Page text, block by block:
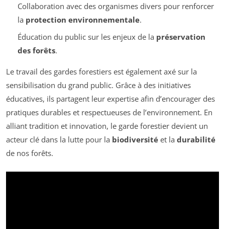
Collaboration avec des organismes divers pour renforcer
la protection environnementale.
Éducation du public sur les enjeux de la préservation
des forêts.
Le travail des gardes forestiers est également axé sur la
sensibilisation du grand public. Grâce à des initiatives
éducatives, ils partagent leur expertise afin d’encourager des
pratiques durables et respectueuses de l’environnement. En
alliant tradition et innovation, le garde forestier devient un
acteur clé dans la lutte pour la biodiversité et la durabilité
de nos forêts.